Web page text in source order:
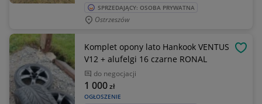
SPRZEDAJĄCY: OSOBA PRYWATNA
Ostrzeszów
Komplet opony lato Hankook VENTUS
V12 + alufelgi 16 czarne RONAL
do negocjacji
OGŁOSZENIE
1 000zł